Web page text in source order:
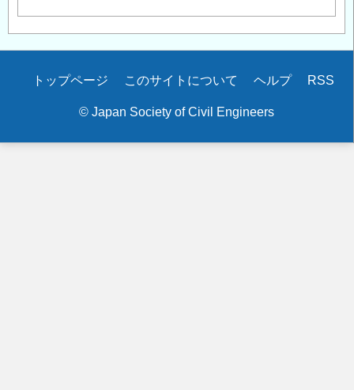
Secondary
トップページ このサイトについて ヘルプ RSS
© Japan Society of Civil Engineers